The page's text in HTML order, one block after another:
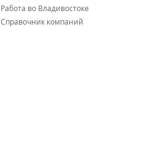
Работа во Владивостоке
Справочник компаний